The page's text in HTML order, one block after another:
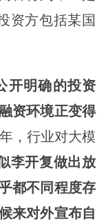
资方包括某国
开明确的投资
资环境正变得
，行业对大模
李开复做出放
都不同程度存
来对外宣布自